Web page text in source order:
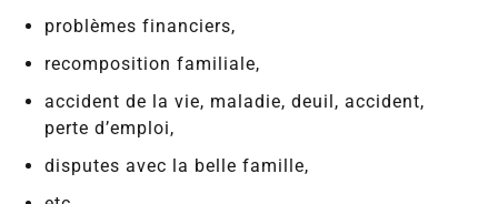
problèmes financiers,
recomposition familiale,
accident de la vie, maladie, deuil, accident,
perte d’emploi,
disputes avec la belle famille,